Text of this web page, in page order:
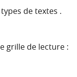
types de textes .
grille de lecture :